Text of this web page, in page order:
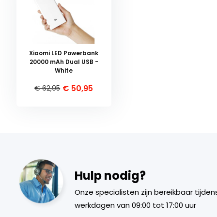
Xiaomi LED Powerbank
20000 mAh Dual USB -
White
€ 62,95 € 50,95
Hulp nodig?
Onze specialisten zijn bereikbaar
werkdagen van 09:00 tot 17:00 uur